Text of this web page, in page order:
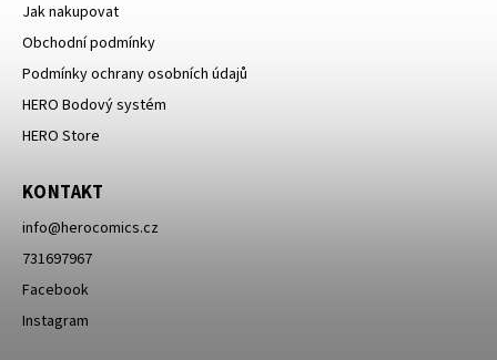
Jak nakupovat
Obchodní podmínky
Podmínky ochrany osobních údajů
HERO Bodový systém
HERO Store
KONTAKT
info@herocomics.cz
731697967
Facebook
Instagram